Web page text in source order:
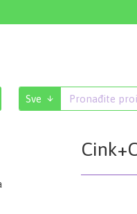
Sve